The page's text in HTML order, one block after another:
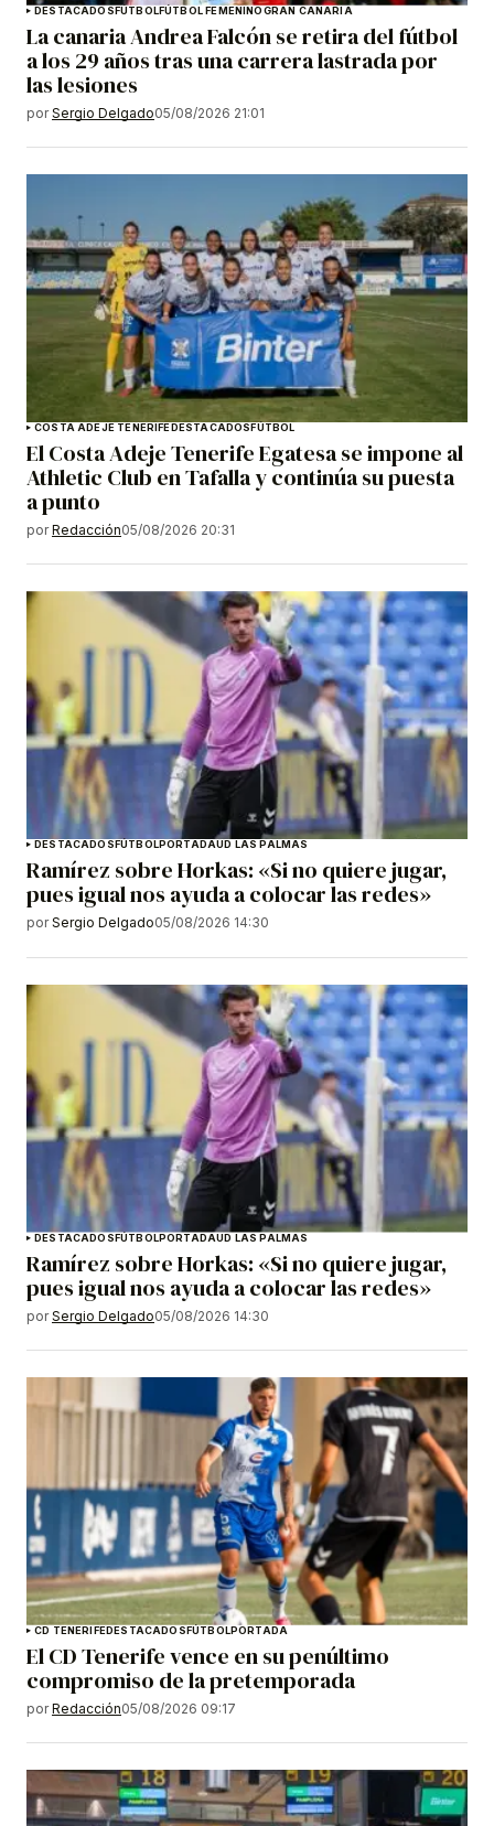
DESTACADOSFÚTBOLFÚTBOL FEMENINOGRAN CANARIA
La canaria Andrea Falcón se retira del fútbol
a los 29 años tras una carrera lastrada por
las lesiones
por Sergio Delgado05/08/2026 21:01
COSTA ADEJE TENERIFEDESTACADOSFÚTBOL
El Costa Adeje Tenerife Egatesa se impone al
Athletic Club en Tafalla y continúa su puesta
a punto
por Redacción05/08/2026 20:31
DESTACADOSFÚTBOLPORTADAUD LAS PALMAS
Ramírez sobre Horkas: «Si no quiere jugar,
pues igual nos ayuda a colocar las redes»
por Sergio Delgado05/08/2026 14:30
DESTACADOSFÚTBOLPORTADAUD LAS PALMAS
Ramírez sobre Horkas: «Si no quiere jugar,
pues igual nos ayuda a colocar las redes»
por Sergio Delgado05/08/2026 14:30
CD TENERIFEDESTACADOSFÚTBOLPORTADA
El CD Tenerife vence en su penúltimo
compromiso de la pretemporada
por Redacción05/08/2026 09:17